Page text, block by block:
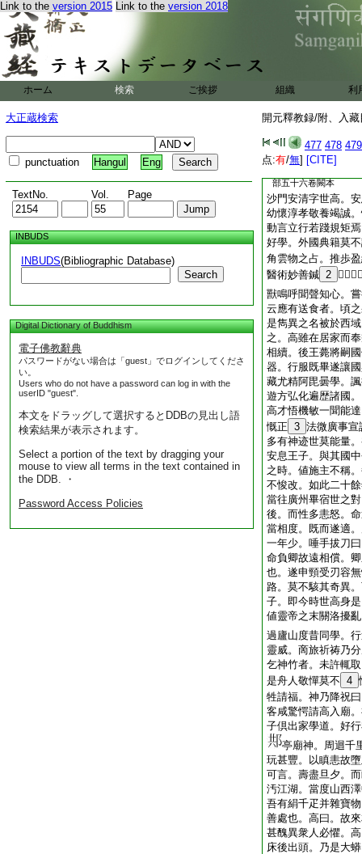
Link to the version 2015 Link to the version 2018
ホーム 検索 ご挨拶 組織 利
大正蔵検索
punctuation Hangul Eng
TextNo. Vol. Page
INBUDS
INBUDS(Bibliographic Database)
Search
Digital Dictionary of Buddhism
電子佛教辭典
パスワードがない場合は「guest」でログインしてくださ
い。
Users who do not have a password can log in with the
userID "guest".
本文をドラッグして選択するとDDBの見出し語
検索結果が表示されます。
Select a portion of the text by dragging your
mouse to view all terms in the text contained in
the DDB. ・
Password Access Policies
開元釋教録/附、入
477 478 479
点:有/無] [CITE]
五門禪要用法經一
思惟要略經一卷 或
初
請賓頭盧法一卷 初
阿毘曇九十八結經
右九十五部一百一
部五十六卷闕本
沙門安清字世高。
幼懷淳孝敬養竭誠
動言立行若踐規矩
好學。外國典籍莫
角雲物之占。推歩
醫術妙善鍼 2
𧖹。覩
獸鳴呼聞聲知心。
云應有送食者。頃
是雋異之名被於西
之。高雖在居家而
相續。後王薨將嗣
器。行服既畢遂讓
藏尤精阿毘曇學。
遊方弘化遍歴諸國
高才悟機敏一聞能
慨正 3 法微廣事宣
多有神迹世莫能量
安息王子。與其國
之時。値施主不稱
不悛改。如此二十
當往廣州畢宿世之
後。而性多恚怒。
當相度。既而遂適
一年少。唾手拔刀
命負卿故遠相償。
也。遂申頸受刃容
路。莫不駭其奇異
子。即今時世高身
値靈帝之末關洛擾
過廬山度昔同學。
靈威。啇旅祈祷乃
乞神竹者。未許輒
是舟人敬憚莫不 4
牲請福。神乃降祝
客咸驚愕請高入廟
子倶出家學道。好
亭廟神。周迴千
玩甚豐。以瞋恚故
可言。壽盡旦夕。
汚江湖。當度山西
吾有絹千疋并雜寶
善處也。高曰。故
甚醜異衆人必懼。
床後出頭。乃是大